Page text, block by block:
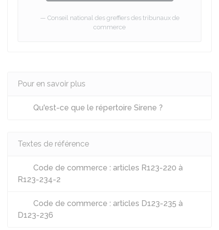
Conseil national des greffiers des tribunaux de
commerce
Pour en savoir plus
Qu'est-ce que le répertoire Sirene ?
Textes de référence
Code de commerce : articles R123-220 à
R123-234-2
Code de commerce : articles D123-235 à
D123-236